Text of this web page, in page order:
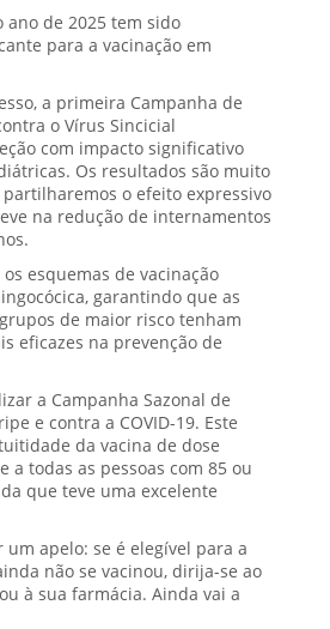
ano de 2025 tem sido
para a vacinação em
a primeira Campanha de
o Vírus Sincicial
com impacto significativo
Os resultados são muito
o efeito expressivo
na redução de internamentos
esquemas de vacinação
garantindo que as
de maior risco tenham
eficazes na prevenção de
a Campanha Sazonal de
e contra a COVID-19. Este
da vacina de dose
a todas as pessoas com 85 ou
que teve uma excelente
apelo: se é elegível para a
não se vacinou, dirija-se ao
à sua farmácia. Ainda vai a